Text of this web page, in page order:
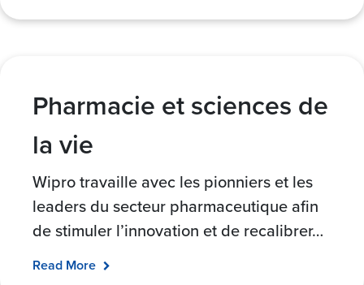
Pharmacie et sciences de
la vie
Wipro travaille avec les pionniers et les
leaders du secteur pharmaceutique afin
de stimuler l’innovation et de recalibrer…
Read More